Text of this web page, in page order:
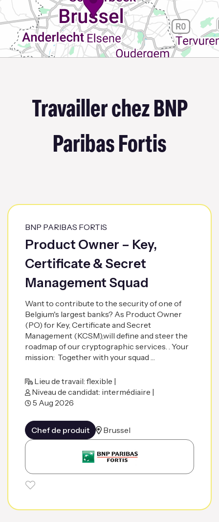
Travailler chez BNP
Paribas Fortis
BNP PARIBAS FORTIS
Product Owner – Key,
Certificate & Secret
Management Squad
Want to contribute to the security of one of
Belgium's largest banks? As Product Owner
(PO) for Key, Certificate and Secret
Management (KCSM),will define and steer the
roadmap of our cryptographic services. . Your
mission: Together with your squad …
Lieu de travail: flexible |
Niveau de candidat: intermédiaire |
5 Aug 2026
Chef de produit Brussel